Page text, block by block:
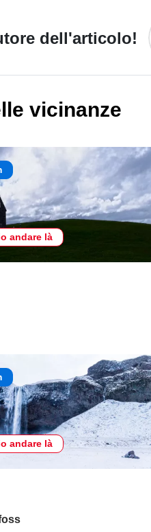
dell'articolo!
vicinanze
andare là
andare là